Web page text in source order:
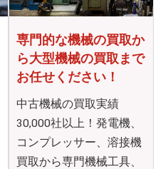
専門的な機械の買取か
ら大型機械の買取まで
お任せください！
中古機械の買取実績
30,000社以上！発電機、
コンプレッサー、溶接機
買取から専門機械工具、